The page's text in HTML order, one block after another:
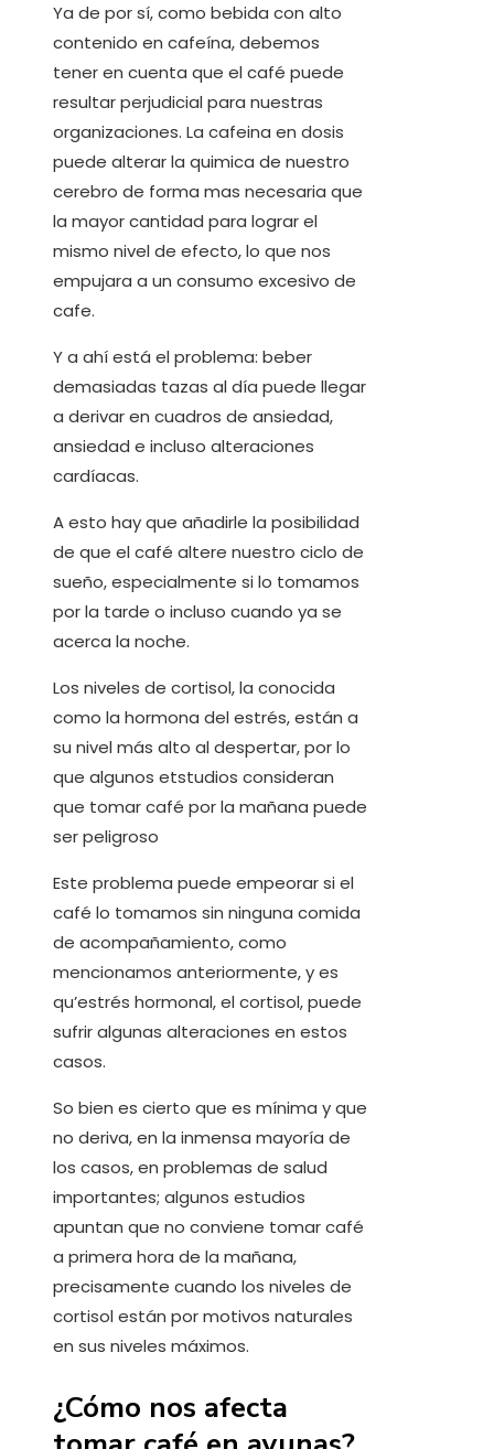
Ya de por sí, como bebida con alto
contenido en cafeína, debemos
tener en cuenta que el café puede
resultar perjudicial para nuestras
organizaciones. La cafeina en dosis
puede alterar la quimica de nuestro
cerebro de forma mas necesaria que
la mayor cantidad para lograr el
mismo nivel de efecto, lo que nos
empujara a un consumo excesivo de
cafe.
Y a ahí está el problema: beber
demasiadas tazas al día puede llegar
a derivar en cuadros de ansiedad,
ansiedad e incluso alteraciones
cardíacas.
A esto hay que añadirle la posibilidad
de que el café altere nuestro ciclo de
sueño, especialmente si lo tomamos
por la tarde o incluso cuando ya se
acerca la noche.
Los niveles de cortisol, la conocida
como la hormona del estrés, están a
su nivel más alto al despertar, por lo
que algunos etstudios consideran
que tomar café por la mañana puede
ser peligroso
Este problema puede empeorar si el
café lo tomamos sin ninguna comida
de acompañamiento, como
mencionamos anteriormente, y es
qu’estrés hormonal, el cortisol, puede
sufrir algunas alteraciones en estos
casos.
So bien es cierto que es mínima y que
no deriva, en la inmensa mayoría de
los casos, en problemas de salud
importantes; algunos estudios
apuntan que no conviene tomar café
a primera hora de la mañana,
precisamente cuando los niveles de
cortisol están por motivos naturales
en sus niveles máximos.
¿Cómo nos afecta